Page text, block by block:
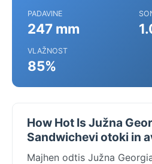
PADAVINE
247 mm
VLAŽNOST
85%
How Hot Is Južna
Sandwichevi otoki in
Majhen odtis Južna